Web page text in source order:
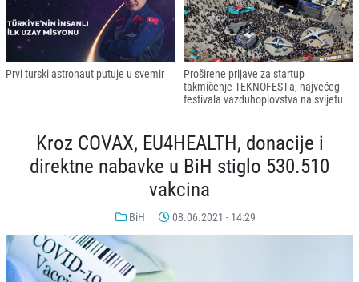
Prvi turski astronaut putuje u svemir
Proširene prijave za startup
takmičenje TEKNOFEST-a, najvećeg
festivala vazduhoplovstva na svijetu
Kroz COVAX, EU4HEALTH, donacije i
direktne nabavke u BiH stiglo 530.510
vakcina
BiH 08.06.2021 - 14:29